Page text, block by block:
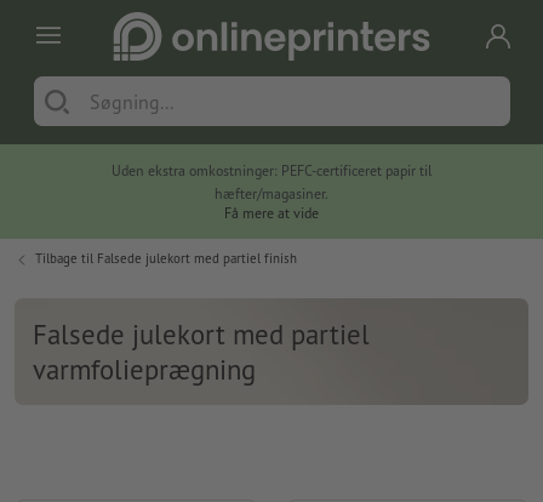
Uden ekstra omkostninger: PEFC-certificeret papir til
hæfter/magasiner.
Få mere at vide
Tilbage til Falsede julekort med partiel finish
Falsede julekort med partiel
varmfolieprægning